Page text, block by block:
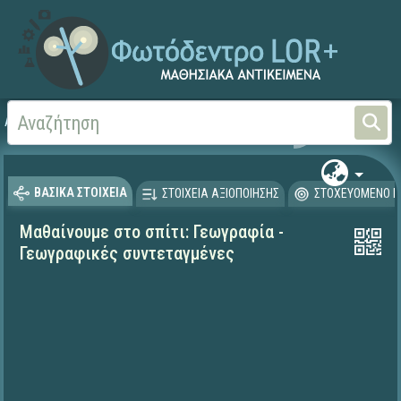
Αρχική Μαθαίνουμε στο Σπίτι
ΒΑΣΙΚΑ ΣΤΟΙΧΕΙΑ ΣΤΟΙΧΕΙΑ ΑΞΙΟΠΟΙΗΣΗΣ ΣΤΟΧΕΥΟΜΕΝΟ
Μαθαίνουμε στο σπίτι: Γεωγραφία -
Γεωγραφικές συντεταγμένες